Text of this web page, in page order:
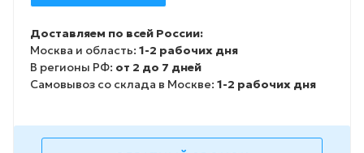
Доставляем по всей России:
Москва и область: 1-2 рабочих дня
В регионы РФ: от 2 до 7 дней
Самовывоз со склада в Москве: 1-2 рабочих дня